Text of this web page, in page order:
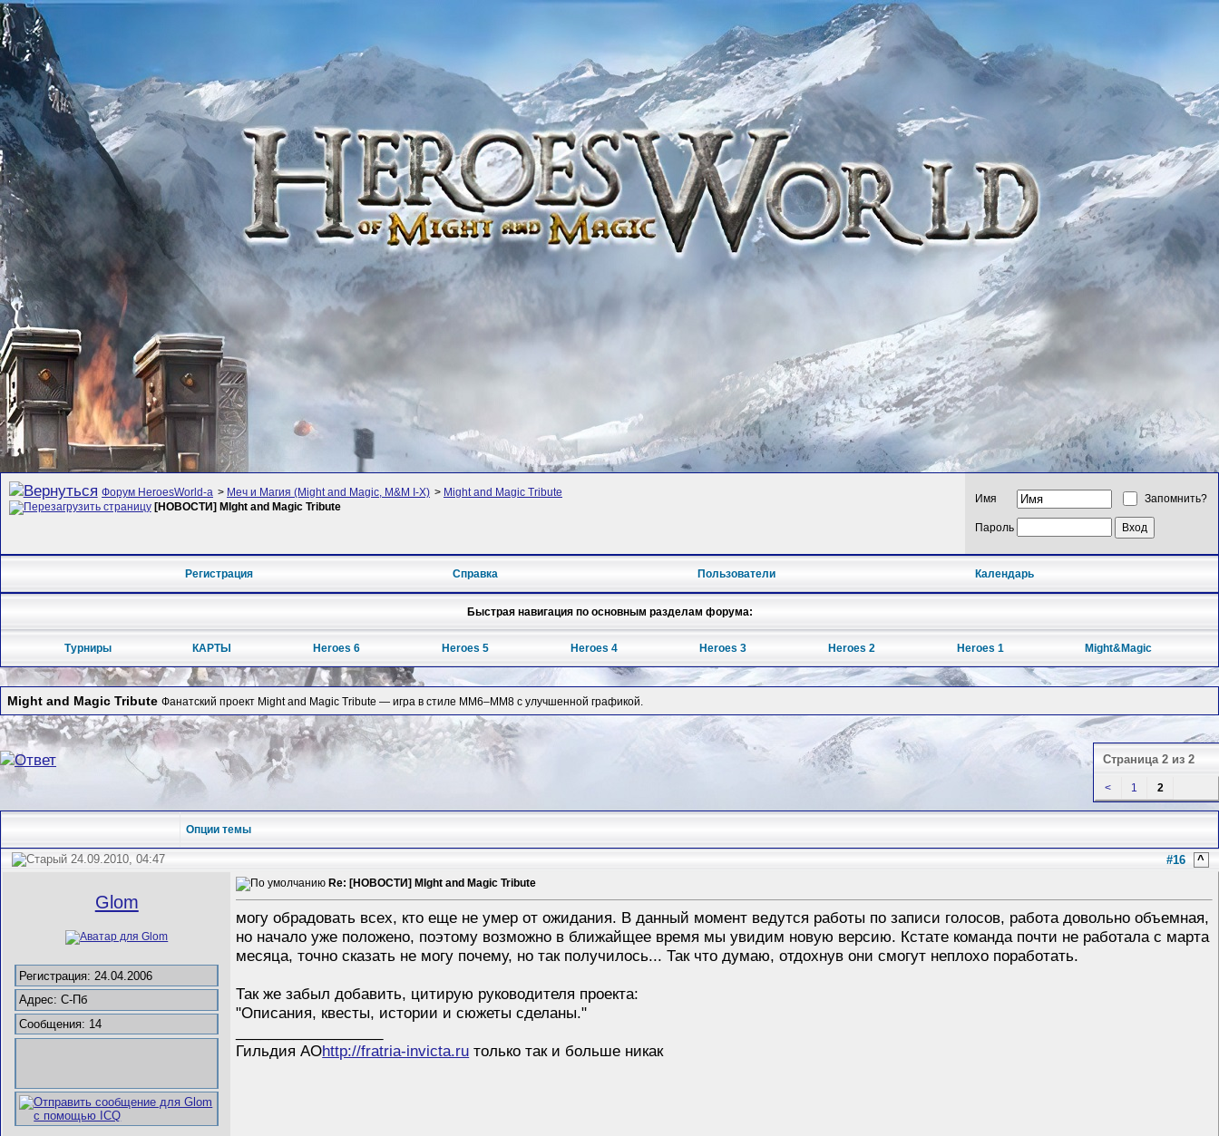
Форум HeroesWorld-а > Меч и Магия (Might and Magic, M&M I-X) > Might and Magic Tribute
[НОВОСТИ] MIght and Magic Tribute
Имя Запомнить?
Пароль
Регистрация Справка Пользователи Календарь
Быстрая навигация по основным разделам форума:
Турниры КАРТЫ Heroes 6 Heroes 5 Heroes 4 Heroes 3 Heroes 2 Heroes 1 Might&Magic
Might and Magic Tribute Фанатский проект Might and Magic Tribute — игра в стиле MM6–MM8 с улучшенной графикой.
Страница 2 из 2
< 1 2
Опции темы
24.09.2010, 04:47 #16 ^
Glom
Регистрация: 24.04.2006
Адрес: С-Пб
Сообщения: 14
Re: [НОВОСТИ] MIght and Magic Tribute
могу обрадовать всех, кто еще не умер от ожидания. В данный момент ведутся работы по записи голосов, работа довольно объемная,
но начало уже положено, поэтому возможно в ближайщее время мы увидим новую версию. Кстате команда почти не работала с марта
месяца, точно сказать не могу почему, но так получилось... Так что думаю, отдохнув они смогут неплохо поработать.
Так же забыл добавить, цитирую руководителя проекта:
"Описания, квесты, истории и сюжеты сделаны."
Гильдия АОhttp://fratria-invicta.ru только так и больше никак